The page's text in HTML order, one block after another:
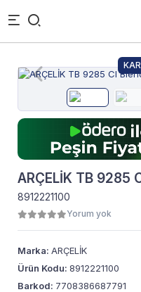
ARÇELİK TB 9285
8912221100
Yorum yok
Marka: ARÇELİK
Ürün Kodu: 8912221100
Barkod: 7708386687791